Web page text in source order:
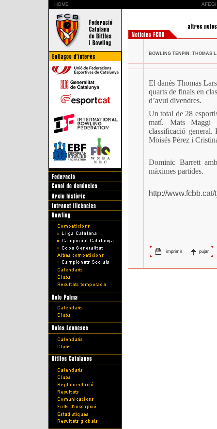
HOME
BOWLING TENPIN: THOMAS
El danès Thomas
quarts de finals en
d’avui divendres.
Un total de 28
matí. Mats Maggi
classificació general.
Moisés Pérez i
Dominic Barrett
màximes partides.
http://
imprimir pujar